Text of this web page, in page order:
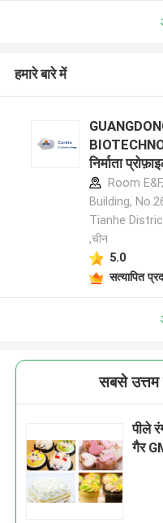
हमारे बारे में
निर्माता
Room
Building,
Tianhe
,चीन
5.0
सत्यापित
सबसे उत्तम
पीले
गैर